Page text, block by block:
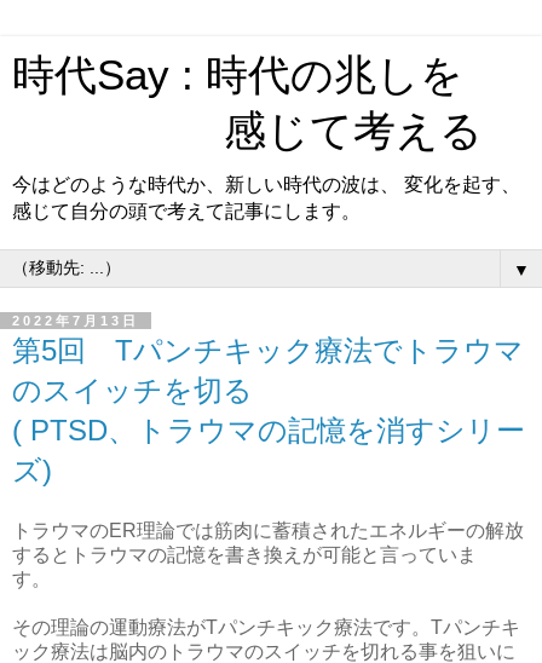
時代Say : 時代の兆しを
感じて考える
今はどのような時代か、新しい時代の波は、 変化を起す、
感じて自分の頭で考えて記事にします。
▼
2022年7月13日
第5回 Tパンチキック療法でトラウマ
のスイッチを切る
( PTSD、トラウマの記憶を消すシリー
ズ)
トラウマのER理論では筋肉に蓄積されたエネルギーの解放
するとトラウマの記憶を書き換えが可能と言っていま
す。
その理論の運動療法がTパンチキック療法です。Tパンチキ
ック療法は脳内のトラウマのスイッチを切れる事を狙いに